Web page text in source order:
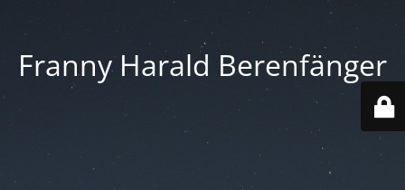
Franny Harald Berenfänger